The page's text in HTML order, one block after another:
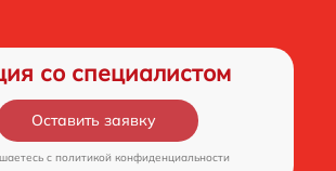
со специалистом
Оставить заявку
c политикой конфиденциальности